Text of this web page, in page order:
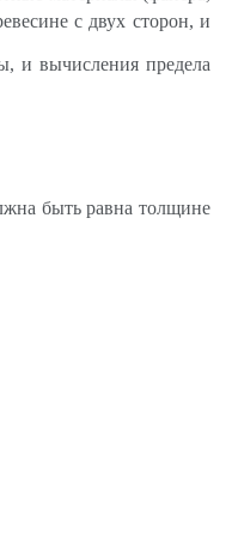
с двух сторон, и
и вычисления предела
быть равна толщине